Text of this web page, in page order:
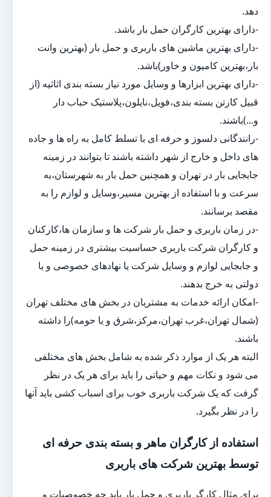
دهد.
-دارای بهترین کارگران حمل بار باشد.
-دارای بهترین ماشین های باربری و حمل بار (بهترین وانت
بار،بهترین کامیون و خاور)باشد.
-دارای بهترین ابزارها و وسایل مورد نیاز بسته بندی اثاثیه (از
قبیل کارتن بسته بندی،فویل،نایلون،پلاستیک حباب دار
و...)باشند.
-رانندگانی دلسوز و حرفه ای با تسلط کامل به راه ها و جاده
های داخل و خارج از شهر داشته باشند تا بتوانند در زمینه
جابجایی بار در تهران و همچنین حمل بار به شهرستان،به
سرعت و با استفاده از بهترین مسیر،وسایل و لوازم را به
مقصد برسانند.
-در زمان باربری و حمل بار شرکت ها و سازمان ها،کارکنان
و کارگران شرکت باربری حساسیت بیشتری در زمینه حمل
و جابجایی لوازم و وسایل شرکت یا نهادهای خصوصی و یا
دولتی به خرج بدهند.
-امکان ارائه خدمات به مشتریان در بخش های مختلف تهران
(شمال تهران،غرب تهران،مرکز،شرق و یا حومه)را داشته
باشند.
البته هر یک از موارد ذکر شده به شامل بخش های مختلفی
می شود و نکات مهم و حیاتی را باید برای هر یک در نظر
گرفت که یک شرکت باربری خوب برای اسباب کشی باید آنها
را در نظر بگیرد.
استفاده از کارگران ماهر و بسته بندی حرفه ای
توسط بهترین شرکت های باربری
برای مثال کارگر باربری و حمل بار باید چه خصوصیات و